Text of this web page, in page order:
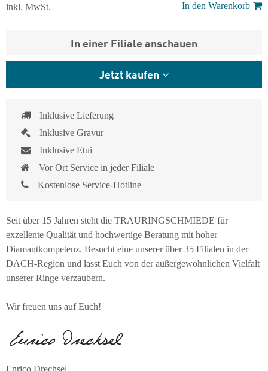
inkl. MwSt.
In den Warenkorb
In einer Filiale anschauen
Jetzt kaufen
Inklusive Lieferung
Inklusive Gravur
Inklusive Etui
Vor Ort Service in jeder Filiale
Kostenlose Service-Hotline
Seit über 15 Jahren steht die TRAURINGSCHMIEDE für
exzellente Qualität und hochwertige Beratung mit hoher
Diamantkompetenz. Besucht eine unserer über 35 Filialen in der
DACH-Region und lasst Euch von der außergewöhnlichen Vielfalt
unserer Ringe verzaubern.
Wir freuen uns auf Euch!
Enrico Drechsel